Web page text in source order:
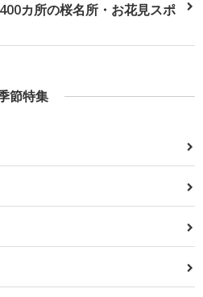
カ所の桜名所・お花見スポ
節特集